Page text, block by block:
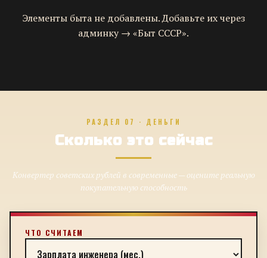
Элементы быта не добавлены. Добавьте их через
админку → «Быт СССР».
РАЗДЕЛ 07 · ДЕНЬГИ
Сколько это сейчас
Конвертер советских рублей в современные — оцените реальную
покупательную способность
ЧТО СЧИТАЕМ